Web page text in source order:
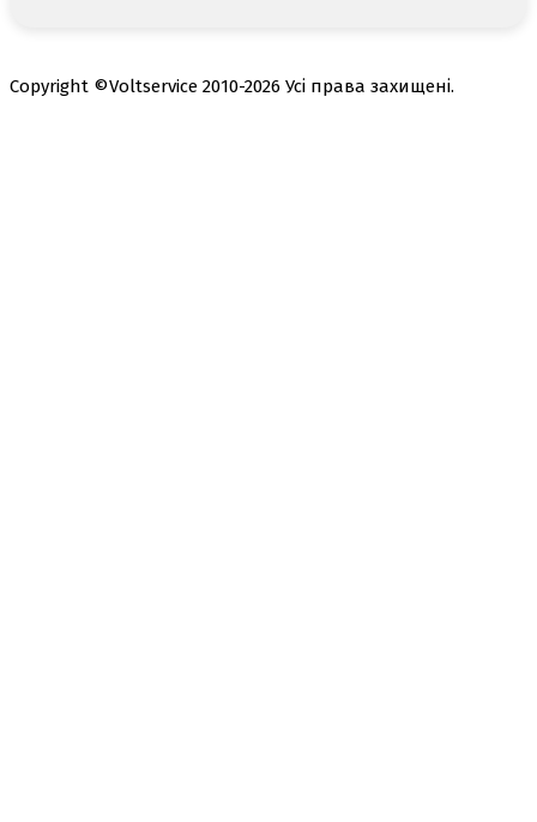
Copyright ©Voltservice 2010-2026 Усі права захищені.